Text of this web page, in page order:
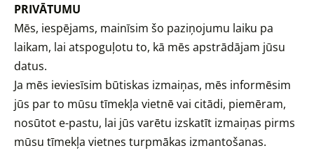
PRIVĀTUMU
Mēs, iespējams, mainīsim šo paziņojumu laiku pa
laikam, lai atspoguļotu to, kā mēs apstrādājam jūsu
datus.
Ja mēs ieviesīsim būtiskas izmaiņas, mēs informēsim
jūs par to mūsu tīmekļa vietnē vai citādi, piemēram,
nosūtot e-pastu, lai jūs varētu izskatīt izmaiņas pirms
mūsu tīmekļa vietnes turpmākas izmantošanas.